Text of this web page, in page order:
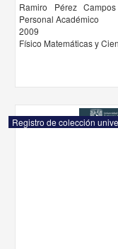
Ramiro Pérez
Personal Académico
2009
Físico Matemáticas y